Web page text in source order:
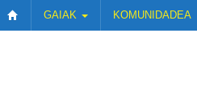
GAIAK KOMUNIDADEA